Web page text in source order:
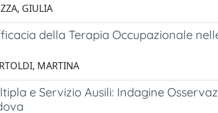
GIULIA
della Terapia Occupazionale
MARTINA
e Servizio Ausili: Indagine